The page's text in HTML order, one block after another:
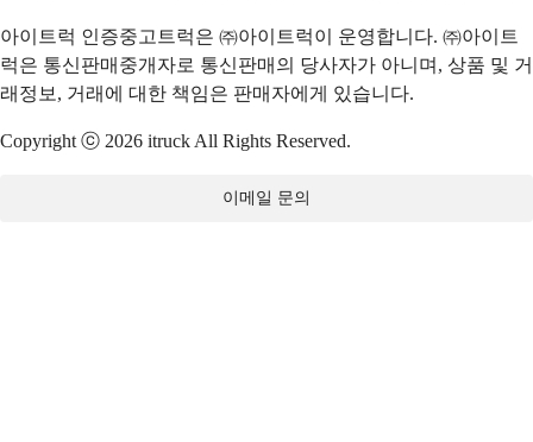
아이트럭 인증중고트럭은 ㈜아이트럭이 운영합니다. ㈜아이트
럭은 통신판매중개자로 통신판매의 당사자가 아니며, 상품 및 거
래정보, 거래에 대한 책임은 판매자에게 있습니다.
Copyright ⓒ 2026 itruck All Rights Reserved.
이메일 문의